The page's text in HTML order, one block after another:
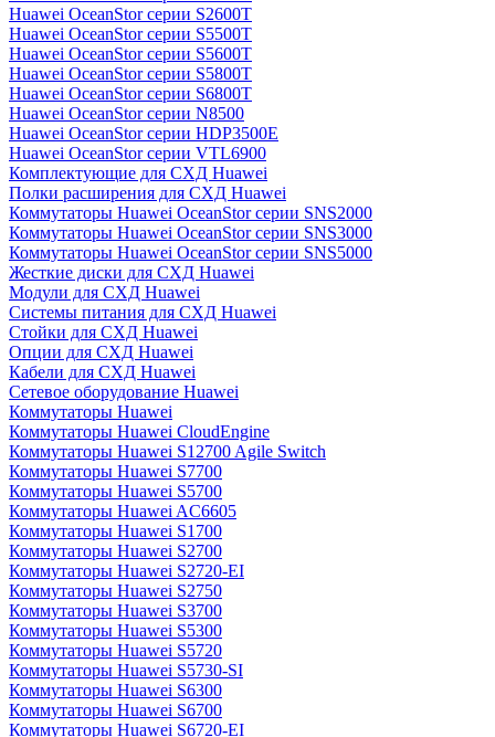
Huawei OceanStor серии S2600T
Huawei OceanStor серии S5500T
Huawei OceanStor серии S5600T
Huawei OceanStor серии S5800T
Huawei OceanStor серии S6800T
Huawei OceanStor серии N8500
Huawei OceanStor серии HDP3500E
Huawei OceanStor серии VTL6900
Комплектующие для СХД Huawei
Полки расширения для СХД Huawei
Коммутаторы Huawei OceanStor серии SNS2000
Коммутаторы Huawei OceanStor серии SNS3000
Коммутаторы Huawei OceanStor серии SNS5000
Жесткие диски для СХД Huawei
Модули для СХД Huawei
Системы питания для СХД Huawei
Стойки для СХД Huawei
Опции для СХД Huawei
Кабели для СХД Huawei
Сетевое оборудование Huawei
Коммутаторы Huawei
Коммутаторы Huawei CloudEngine
Коммутаторы Huawei S12700 Agile Switch
Коммутаторы Huawei S7700
Коммутаторы Huawei S5700
Коммутаторы Huawei AC6605
Коммутаторы Huawei S1700
Коммутаторы Huawei S2700
Коммутаторы Huawei S2720-EI
Коммутаторы Huawei S2750
Коммутаторы Huawei S3700
Коммутаторы Huawei S5300
Коммутаторы Huawei S5720
Коммутаторы Huawei S5730-SI
Коммутаторы Huawei S6300
Коммутаторы Huawei S6700
Коммутаторы Huawei S6720-EI